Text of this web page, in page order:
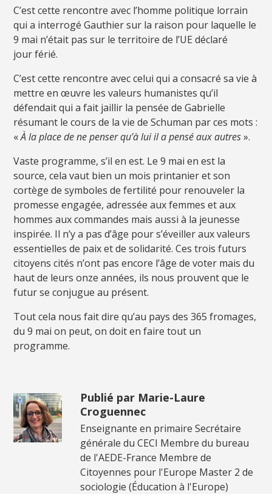
C’est cette rencontre avec l’homme politique lorrain
qui a interrogé Gauthier sur la raison pour laquelle le
9 mai n’était pas sur le territoire de l’UE déclaré
jour férié.
C’est cette rencontre avec celui qui a consacré sa vie à
mettre en œuvre les valeurs humanistes qu’il
défendait qui a fait jaillir la pensée de Gabrielle
résumant le cours de la vie de Schuman par ces mots :
«À la place de ne penser qu’à lui il a pensé aux autres».
Vaste programme, s’il en est. Le 9 mai en est la
source, cela vaut bien un mois printanier et son
cortège de symboles de fertilité pour renouveler la
promesse engagée, adressée aux femmes et aux
hommes aux commandes mais aussi à la jeunesse
inspirée. Il n’y a pas d’âge pour s’éveiller aux valeurs
essentielles de paix et de solidarité. Ces trois futurs
citoyens cités n’ont pas encore l’âge de voter mais du
haut de leurs onze années, ils nous prouvent que le
futur se conjugue au présent.
Tout cela nous fait dire qu’au pays des 365 fromages,
du 9 mai on peut, on doit en faire tout un
programme.
Publié par Marie-Laure
Croguennec
Enseignante en primaire Secrétaire
générale du CECI Membre du bureau
de l'AEDE-France Membre de
Citoyennes pour l'Europe Master 2 de
sociologie (Éducation à l'Europe)